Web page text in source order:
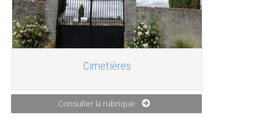
Cimetières
Consulter la rubrique